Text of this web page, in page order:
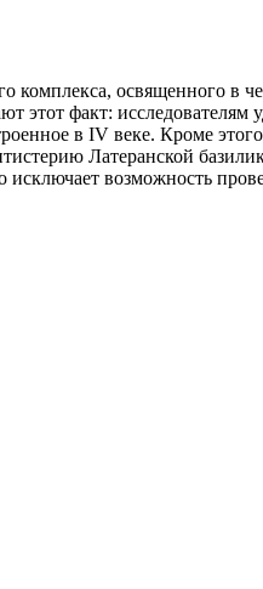
комплекса, освященного в
этот факт: исследователям
в IV веке. Кроме
Латеранской
исключает возможность